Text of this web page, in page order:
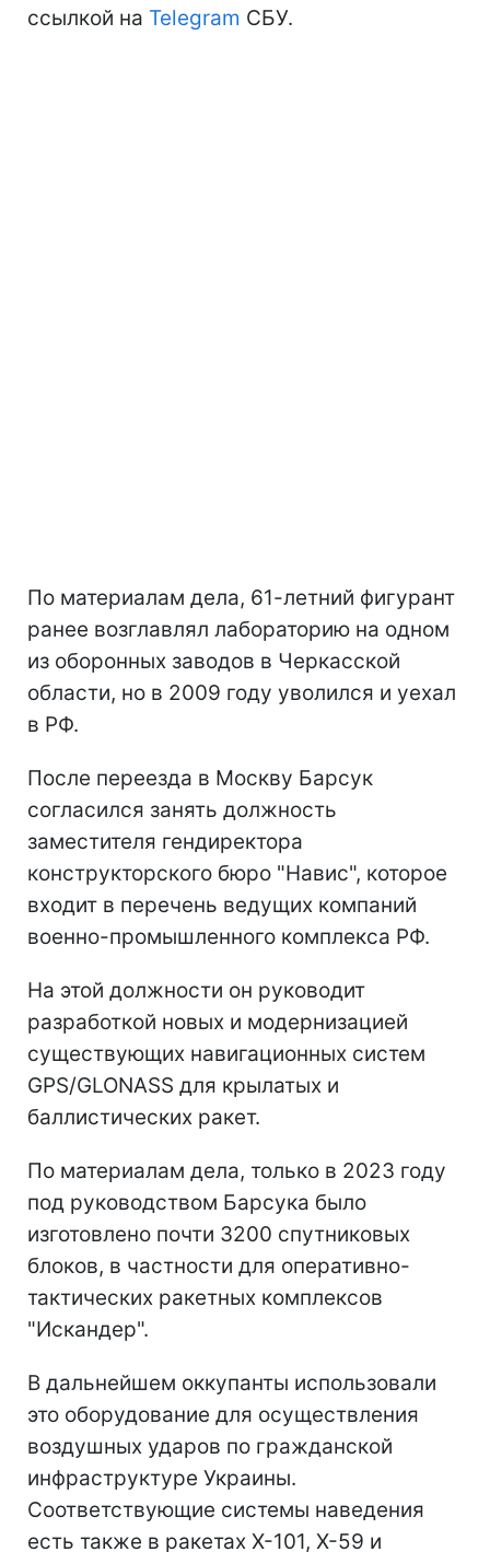
ссылкой на Telegram СБУ.
По материалам дела, 61-летний фигурант
ранее возглавлял лабораторию на одном
из оборонных заводов в Черкасской
области, но в 2009 году уволился и уехал
в РФ.
После переезда в Москву Барсук
согласился занять должность
заместителя гендиректора
конструкторского бюро "Навис", которое
входит в перечень ведущих компаний
военно-промышленного комплекса РФ.
На этой должности он руководит
разработкой новых и модернизацией
существующих навигационных систем
GPS/GLONASS для крылатых и
баллистических ракет.
По материалам дела, только в 2023 году
под руководством Барсука было
изготовлено почти 3200 спутниковых
блоков, в частности для оперативно-
тактических ракетных комплексов
"Искандер".
В дальнейшем оккупанты использовали
это оборудование для осуществления
воздушных ударов по гражданской
инфраструктуре Украины.
Соответствующие системы наведения
есть также в ракетах Х-101, Х-59 и